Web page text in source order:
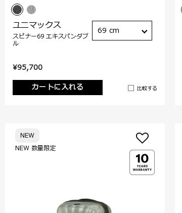
¥95,700
カートに入れる
比較する
ユニマックス
スピナー69 エキスパンダブ
ル
69 cm
NEW 数量限定
NEW